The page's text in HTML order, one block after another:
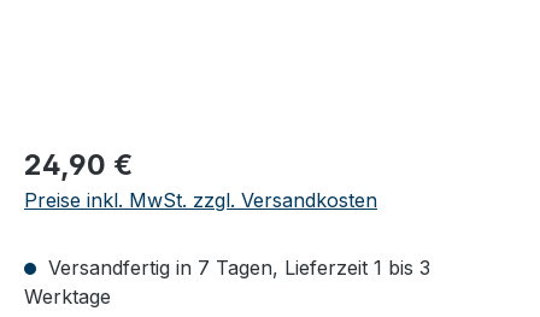
Regulärer Preis:
24,90 €
Preise inkl. MwSt. zzgl. Versandkosten
Versandfertig in 7 Tagen, Lieferzeit 1 bis 3
Werktage